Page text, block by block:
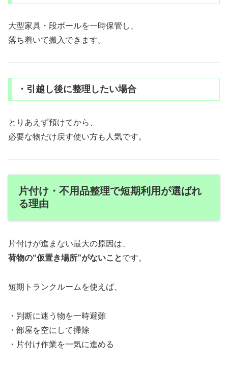
大型家具・段ボールを一時保管し、
落ち着いて搬入できます。
・引越し後に整理したい場合
とりあえず預けてから、
必要な物だけ戻す使い方も人気です。
片付け・不用品整理で短期利用が選ばれ
る理由
片付けが進まない最大の原因は、
荷物の“仮置き場所”がないことです。
短期トランクルームを使えば、
・判断に迷う物を一時避難
・部屋を空にして掃除
・片付け作業を一気に進める